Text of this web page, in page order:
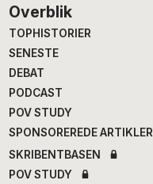
Footer
Overblik
TOPHISTORIER
SENESTE
DEBAT
PODCAST
POV STUDY
SPONSOREREDE ARTIKLER
SKRIBENTBASEN
POV STUDY